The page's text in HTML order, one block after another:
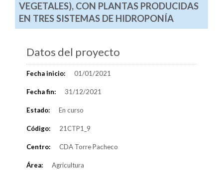
VEGETALES), CON PLANTAS PRODUCIDAS
EN TRES SISTEMAS DE HIDROPONÍA
Datos del proyecto
Fecha inicio: 01/01/2021
Fecha fin: 31/12/2021
Estado: En curso
Código: 21CTP1_9
Centro: CDA Torre Pacheco
Área: Agricultura